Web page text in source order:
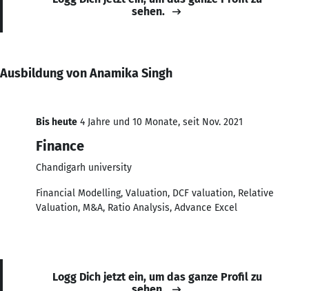
sehen.
Ausbildung von Anamika Singh
Bis heute 4 Jahre und 10 Monate, seit Nov. 2021
Finance
Chandigarh university
Financial Modelling, Valuation, DCF valuation, Relative
Valuation, M&A, Ratio Analysis, Advance Excel
Logg Dich jetzt ein, um das ganze Profil zu